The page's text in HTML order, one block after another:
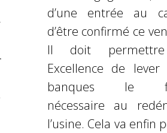
d’une entrée au
d’être confirmé ce
Il doit
Excellence de
banques le
nécessaire au
l’usine. Cela va enfin